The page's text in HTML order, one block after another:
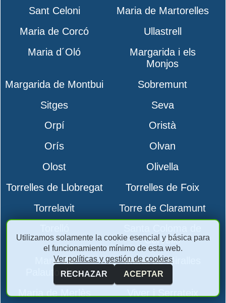
Sant Celoni
Maria de Martorelles
Maria de Corcó
Ullastrell
Maria d´Oló
Margarida i els
Monjos
Margarida de Montbui
Sobremunt
Sitges
Seva
Orpí
Oristà
Orís
Olvan
Olost
Olivella
Torrelles de Llobregat
Torrelles de Foix
Torrelavit
Torre de Claramunt
Cervelló
Maria de
Palautordera
Maria de Miralles
Utilizamos solamente la cookie esencial y básica para
el funcionamiento mínimo de esta web.
Ver políticas y gestión de cookies
RECHAZAR
ACEPTAR